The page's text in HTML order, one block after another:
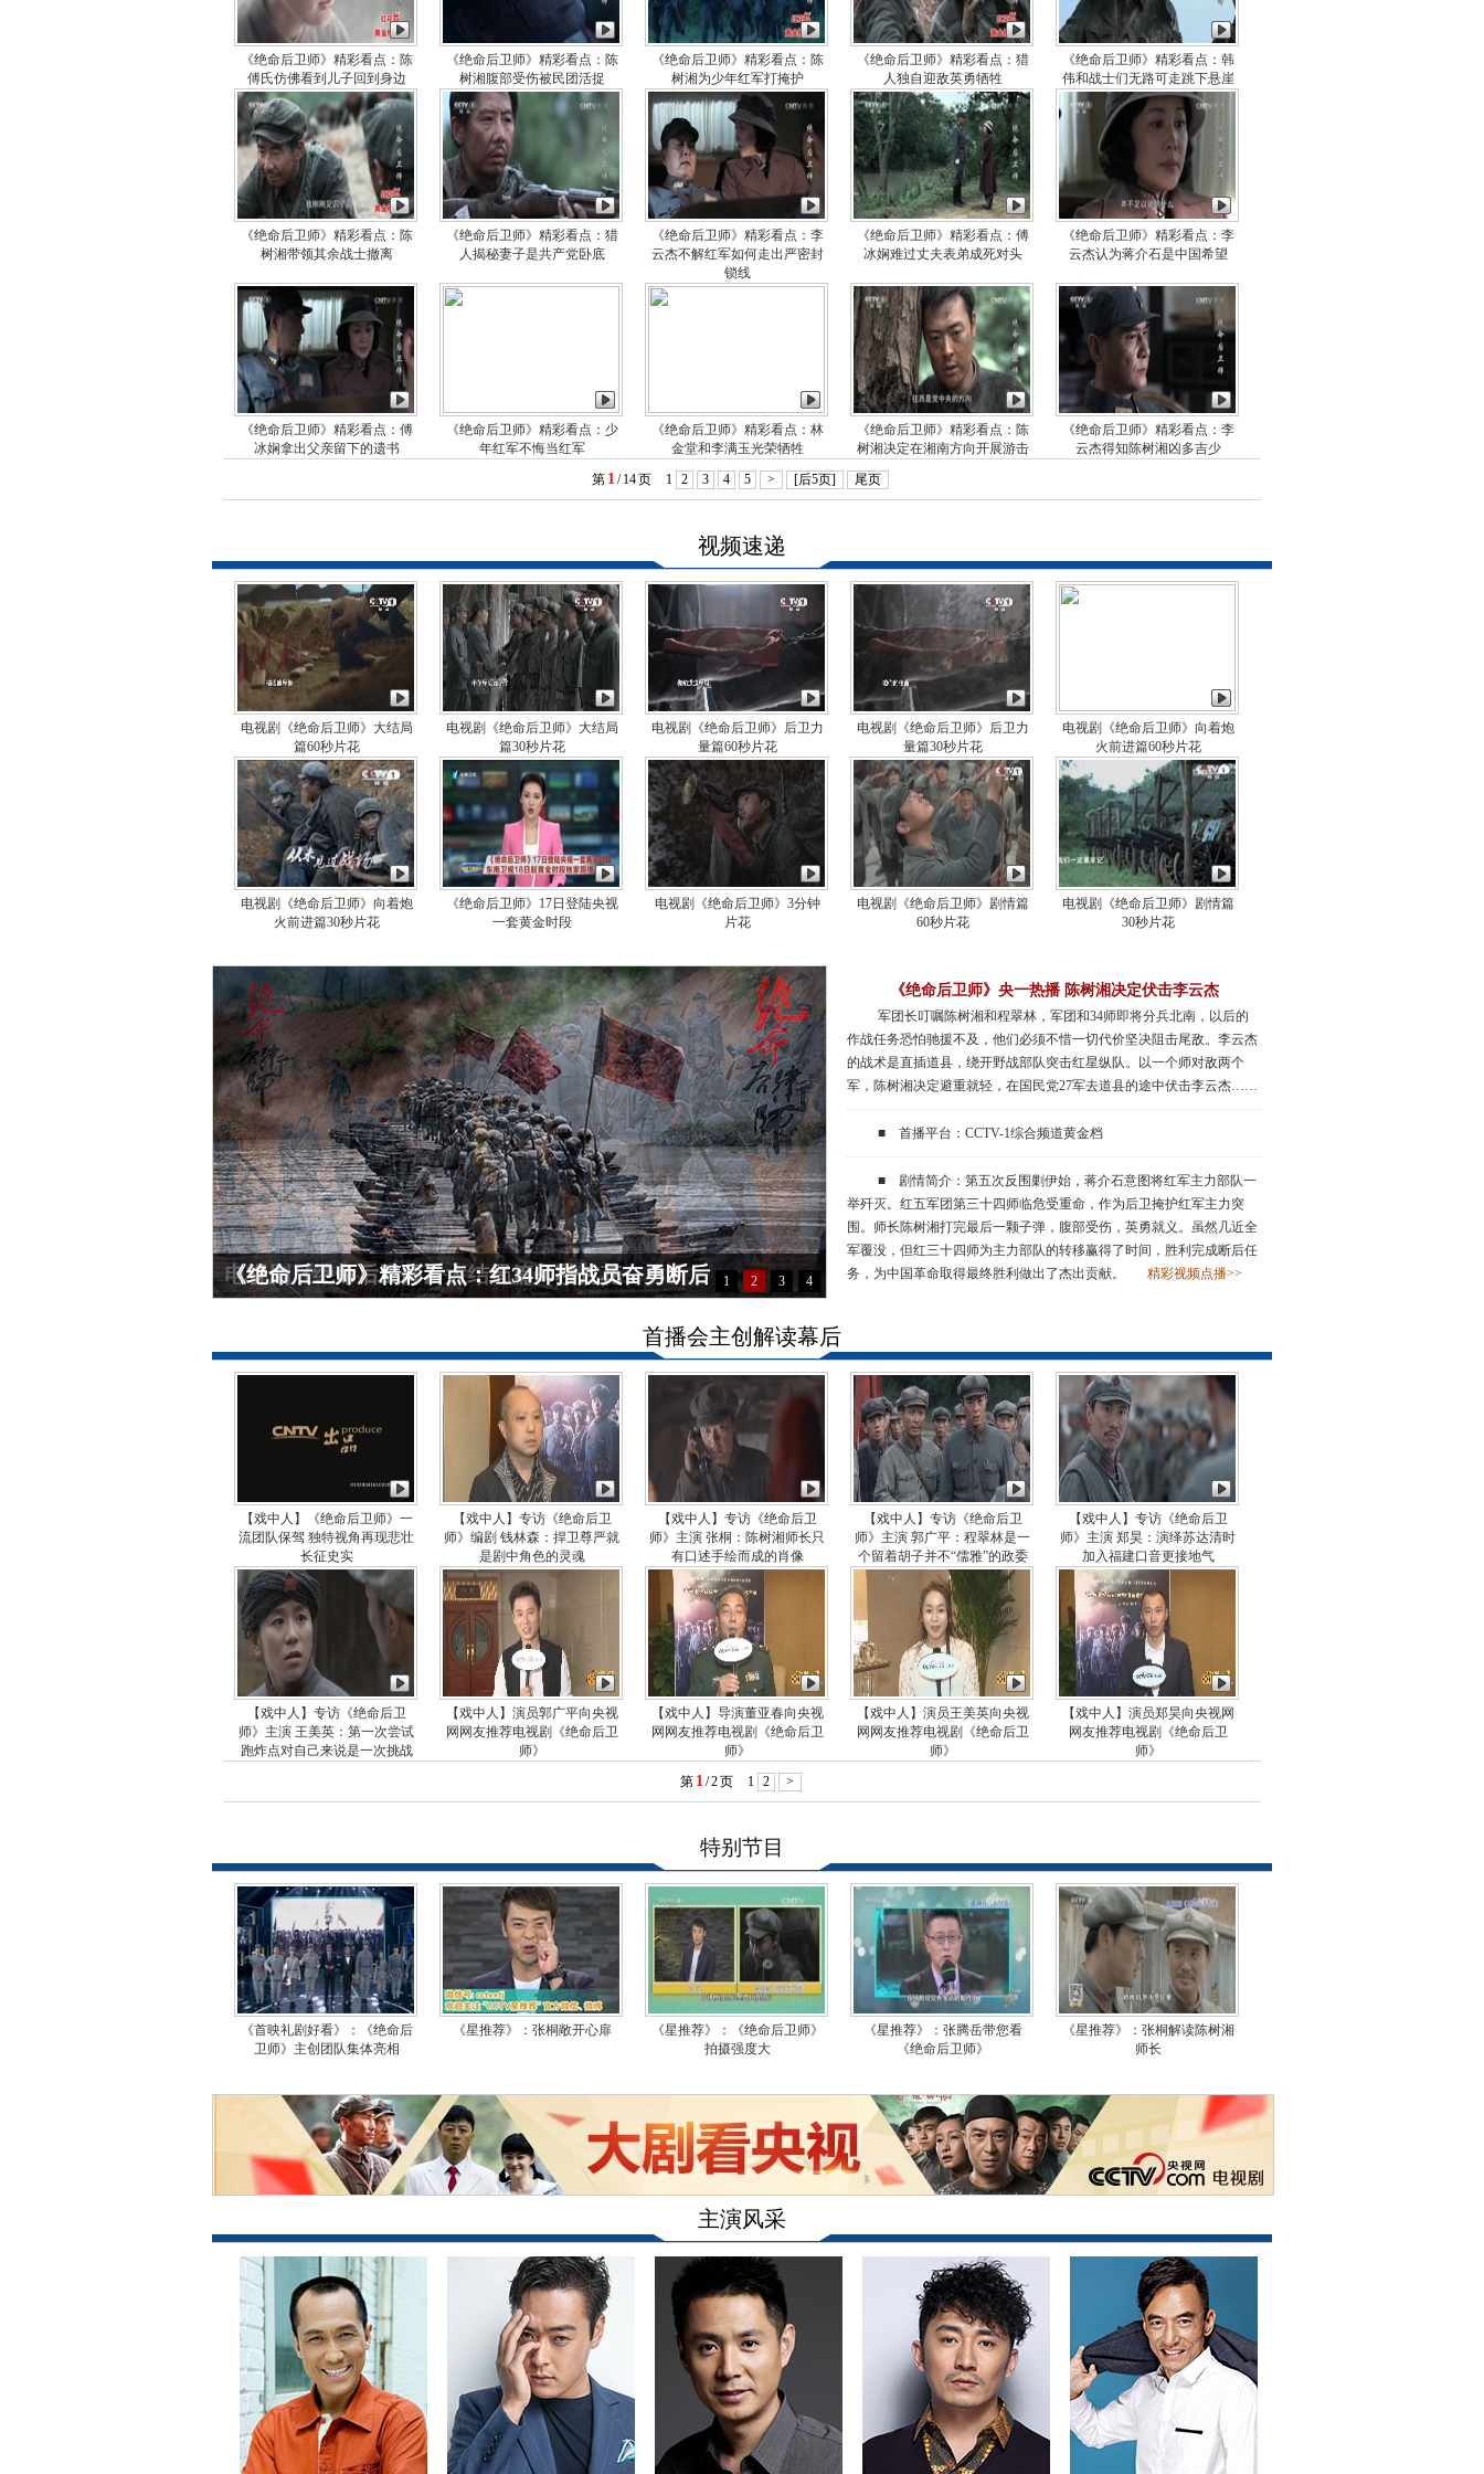
《绝命后卫师》精彩看点：陈
傅氏仿佛看到儿子回到身边
《绝命后卫师》精彩看点：陈
树湘腹部受伤被民团活捉
《绝命后卫师》精彩看点：陈
树湘为少年红军打掩护
《绝命后卫师》精彩看点：猎
人独自迎敌英勇牺牲
《绝命后卫师》精彩看点：韩
伟和战士们无路可走跳下悬崖
《绝命后卫师》精彩看点：陈
树湘带领其余战士撤离
《绝命后卫师》精彩看点：猎
人揭秘妻子是共产党卧底
《绝命后卫师》精彩看点：李
云杰不解红军如何走出严密封
锁线
《绝命后卫师》精彩看点：傅
冰娴难过丈夫表弟成死对头
《绝命后卫师》精彩看点：李
云杰认为蒋介石是中国希望
《绝命后卫师》精彩看点：傅
冰娴拿出父亲留下的遗书
《绝命后卫师》精彩看点：少
年红军不悔当红军
《绝命后卫师》精彩看点：林
金堂和李满玉光荣牺牲
《绝命后卫师》精彩看点：陈
树湘决定在湘南方向开展游击
《绝命后卫师》精彩看点：李
云杰得知陈树湘凶多吉少
第 1 / 14页 1 2 3 4 5 > [后5页] 尾页
视频速递
电视剧《绝命后卫师》大结局
篇60秒片花
电视剧《绝命后卫师》大结局
篇30秒片花
电视剧《绝命后卫师》后卫力
量篇60秒片花
电视剧《绝命后卫师》后卫力
量篇30秒片花
电视剧《绝命后卫师》向着炮
火前进篇60秒片花
电视剧《绝命后卫师》向着炮
火前进篇30秒片花
《绝命后卫师》17日登陆央视
一套黄金时段
电视剧《绝命后卫师》3分钟
片花
电视剧《绝命后卫师》剧情篇
60秒片花
电视剧《绝命后卫师》剧情篇
30秒片花
《绝命后卫师》精彩看点：红34师指战员奋勇断后 1 2 3 4
《绝命后卫师》央一热播 陈树湘决定伏击李云杰
军团长叮嘱陈树湘和程翠林，军团和34师即将分兵北南，以后的
作战任务恐怕驰援不及，他们必须不惜一切代价坚决阻击尾敌。李云杰
的战术是直插道县，绕开野战部队突击红星纵队。以一个师对敌两个
军，陈树湘决定避重就轻，在国民党27军去道县的途中伏击李云杰……
■ 首播平台：CCTV-1综合频道黄金档
■ 剧情简介：第五次反围剿伊始，蒋介石意图将红军主力部队一
举歼灭。红五军团第三十四师临危受重命，作为后卫掩护红军主力突
围。师长陈树湘打完最后一颗子弹，腹部受伤，英勇就义。虽然几近全
军覆没，但红三十四师为主力部队的转移赢得了时间，胜利完成断后任
务，为中国革命取得最终胜利做出了杰出贡献。
精彩视频点播>>
首播会主创解读幕后
【戏中人】《绝命后卫师》一
流团队保驾 独特视角再现悲壮
长征史实
【戏中人】专访《绝命后卫
师》编剧 钱林森：捍卫尊严就
是剧中角色的灵魂
【戏中人】专访《绝命后卫
师》主演 张桐：陈树湘师长只
有口述手绘而成的肖像
【戏中人】专访《绝命后卫
师》主演 郭广平：程翠林是一
个留着胡子并不“儒雅”的政委
【戏中人】专访《绝命后卫
师》主演 郑昊：演绎苏达清时
加入福建口音更接地气
【戏中人】专访《绝命后卫
师》主演 王美英：第一次尝试
跑炸点对自己来说是一次挑战
【戏中人】演员郭广平向央视
网网友推荐电视剧《绝命后卫
师》
【戏中人】导演董亚春向央视
网网友推荐电视剧《绝命后卫
师》
【戏中人】演员王美英向央视
网网友推荐电视剧《绝命后卫
师》
【戏中人】演员郑昊向央视网
网友推荐电视剧《绝命后卫
师》
第 1 /2页 1 2 >
特别节目
《首映礼剧好看》：《绝命后
卫师》主创团队集体亮相
《星推荐》：张桐敞开心扉
《星推荐》：《绝命后卫师》
拍摄强度大
《星推荐》：张腾岳带您看
《绝命后卫师》
《星推荐》：张桐解读陈树湘
师长
主演风采